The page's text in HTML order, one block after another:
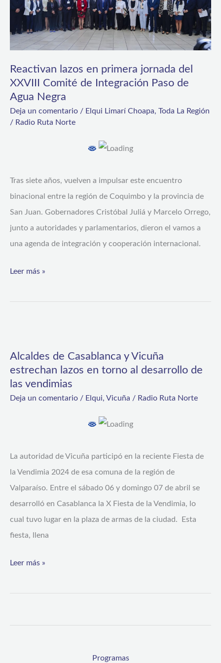
Reactivan lazos en primera jornada del
XXVIII Comité de Integración Paso de
Agua Negra
Deja un comentario / Elqui Limarí Choapa, Toda La Región
/ Radio Ruta Norte
Tras siete años, vuelven a impulsar este encuentro
binacional entre la región de Coquimbo y la provincia de
San Juan. Gobernadores Cristóbal Juliá y Marcelo Orrego,
junto a autoridades y parlamentarios, dieron el vamos a
una agenda de integración y cooperación internacional.
del
XXVIII
Comité
Integración
Paso
de
Agua
Leer más »
Alcaldes de Casablanca y Vicuña
estrechan lazos en torno al desarrollo de
las vendimias
Deja un comentario / Elqui, Vicuña / Radio Ruta Norte
La autoridad de Vicuña participó en la reciente Fiesta de
la Vendimia 2024 de esa comuna de la región de
Valparaíso. Entre el sábado 06 y domingo 07 de abril se
desarrolló en Casablanca la X Fiesta de la Vendimia, lo
cual tuvo lugar en la plaza de armas de la ciudad. Esta
fiesta, llena
Casablanca
torno
al
desarrollo
de
las
vendimias
Leer más »
Programas